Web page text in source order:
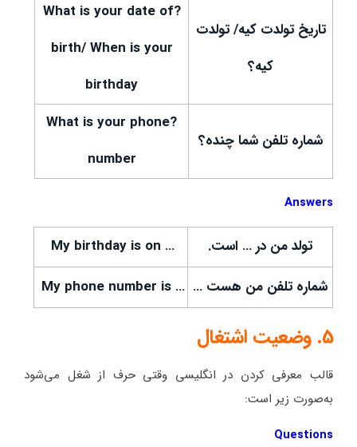
تاریخ تولدت کیه/ تولدت
کیه؟
?What is your date of
birth/ When is your
birthday
شماره تلفن شما چنده؟
?What is your phone
number
Answers
تولد من در … است.
… My birthday is on
شماره تلفن من هست … … My phone number is
5. وضعیت اشتغال
قالب معرفی کردن در انگلیسی وقتی حرف از شغل می‌شود
به‌صورت زیر است:
Questions